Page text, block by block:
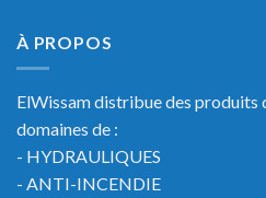
À PROPOS
ElWissam distribue des produits
domaines de :
- HYDRAULIQUES
- ANTI-INCENDIE